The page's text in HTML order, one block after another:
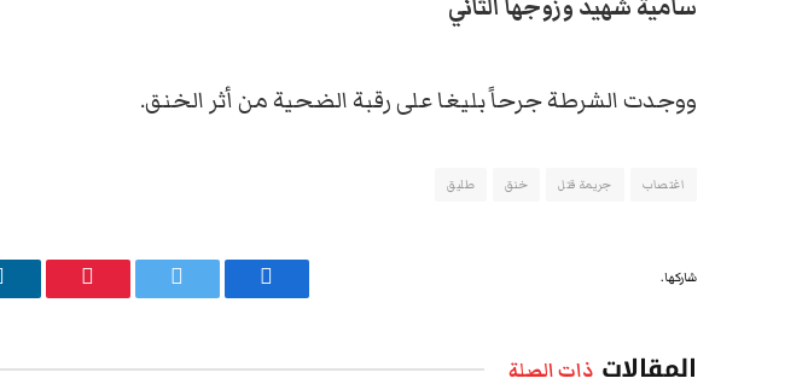
سامية شهيد وزوجها الثاني
ووجدت الشرطة جرحاً بليغا على رقبة الضحية من أثر الخنق.
اغتصاب جريمة قتل خنق طليق
شاركها.
فيسبوك تويتر بينتيريست
المقالات ذات الصلة